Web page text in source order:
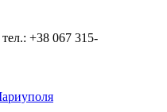
тел.: +38 067 315-